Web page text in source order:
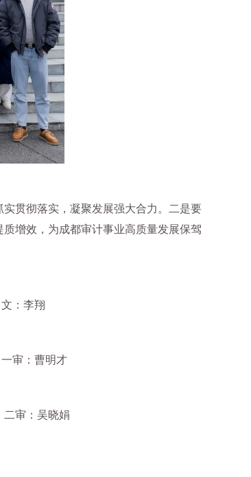
贯彻落实，凝聚发展强大合力。二是要
增效，为成都审计事业高质量发展保驾